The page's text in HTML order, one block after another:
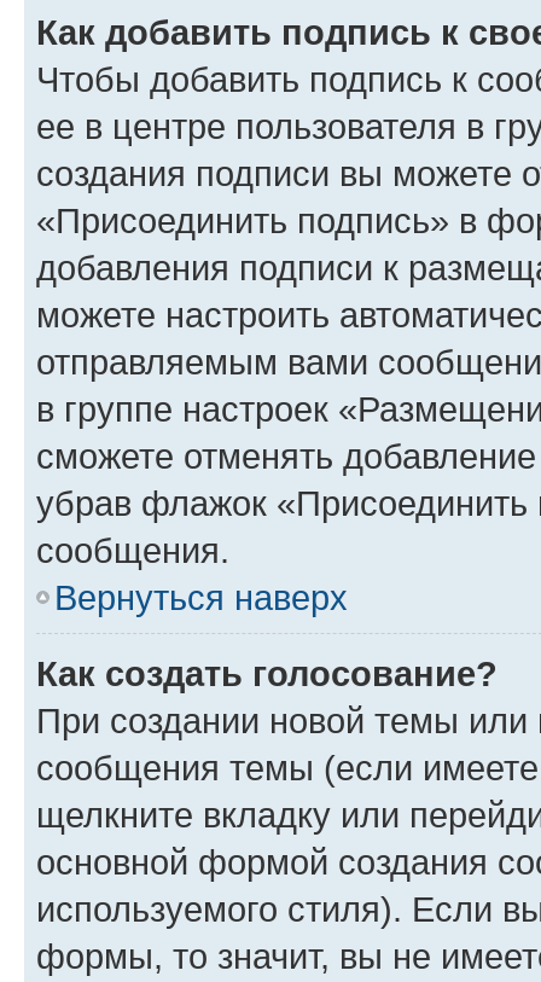
Как добавить подпись к
Чтобы добавить подпись к
ее в центре пользователя в
создания подписи вы можете
«Присоединить подпись» в
добавления подписи к
можете настроить
отправляемым вами
в группе настроек
сможете отменять
убрав флажок
сообщения.
Вернуться наверх
Как создать голосование?
При создании новой темы или
сообщения темы (если
щелкните вкладку или
основной формой создания
используемого стиля). Если
формы, то значит, вы не